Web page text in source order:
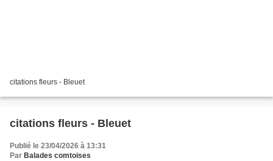
citations fleurs - Bleuet
citations fleurs - Bleuet
Publié le 23/04/2026 à 13:31
Par Balades comtoises